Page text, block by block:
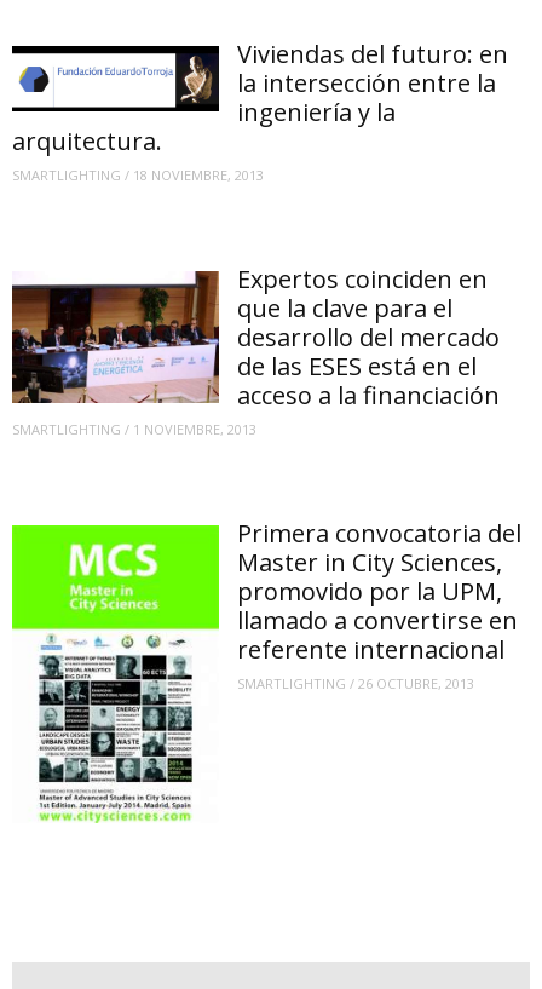
Viviendas del futuro: en
la intersección entre la
ingeniería y la
arquitectura.
SMARTLIGHTING / 18 NOVIEMBRE, 2013
Expertos coinciden en
que la clave para el
desarrollo del mercado
de las ESES está en el
acceso a la financiación
SMARTLIGHTING / 1 NOVIEMBRE, 2013
Primera convocatoria del
Master in City Sciences,
promovido por la UPM,
llamado a convertirse en
referente internacional
SMARTLIGHTING / 26 OCTUBRE, 2013